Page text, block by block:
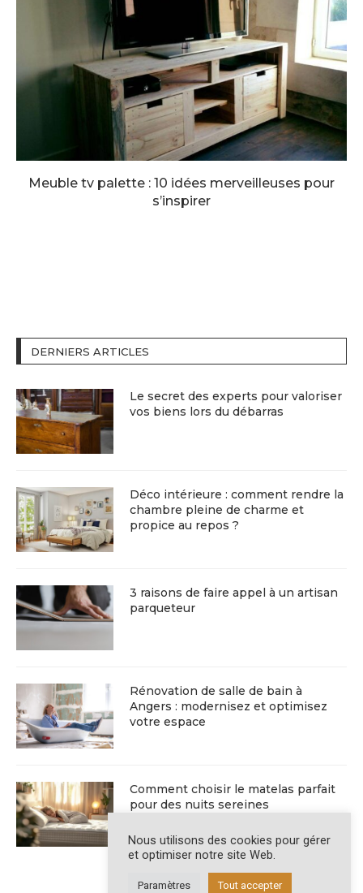
Meuble tv palette : 10 idées merveilleuses pour
s’inspirer
DERNIERS ARTICLES
Le secret des experts pour valoriser
vos biens lors du débarras
Déco intérieure : comment rendre la
chambre pleine de charme et
propice au repos ?
3 raisons de faire appel à un artisan
parqueteur
Rénovation de salle de bain à
Angers : modernisez et optimisez
votre espace
Comment choisir le matelas parfait
pour des nuits sereines
Nous utilisons des cookies pour gérer
et optimiser notre site Web.
Paramètres Tout accepter